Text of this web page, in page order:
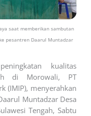
saat memberikan sambutan
pesantren Daarul Muntadzar
kualitas
di Morowali, PT
(IMIP), menyerahkan
Muntadzar Desa
Tengah, Sabtu